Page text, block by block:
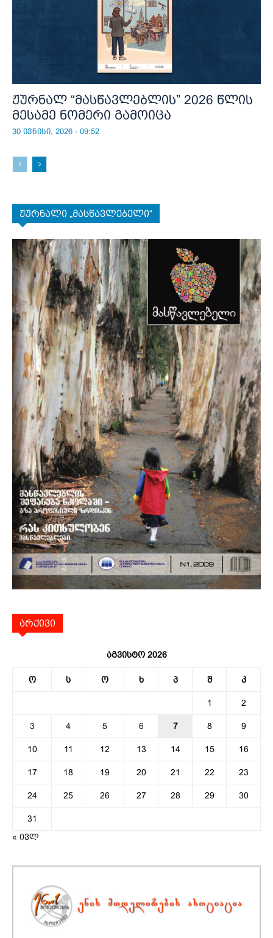
ჟურნალ “მასწავლებლის” 2026 წლის
მესამე ნომერი გამოიცა
30 ივნისი, 2026 - 09:52
ჟურნალი „მასწავლებელი“
არქივი
აგვისტო 2026
ო ს ო ხ პ შ კ
1 2
3 4 5 6 7 8 9
10 11 12 13 14 15 16
17 18 19 20 21 22 23
24 25 26 27 28 29 30
31
« ივლ